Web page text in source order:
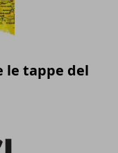
le tappe del